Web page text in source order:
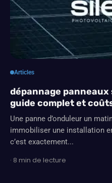
Articles
dépannage panneaux
guide complet et
Une panne d’onduleur un
immobiliser une installation
c’est exactement...
· 8 min de lecture